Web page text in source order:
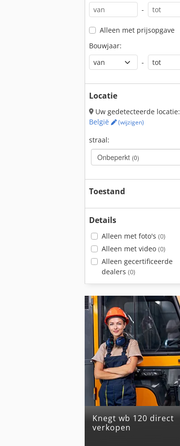
-
Alleen met prijsopgave
Bouwjaar:
-
Locatie
Uw gedetecteerde locatie:
België
(wijzigen)
straal:
Onbeperkt (0)
Toestand
Details
Alleen met foto's (0)
Alleen met video (0)
Alleen gecertificeerde
dealers (0)
knegt wb 120 direct
verkopen